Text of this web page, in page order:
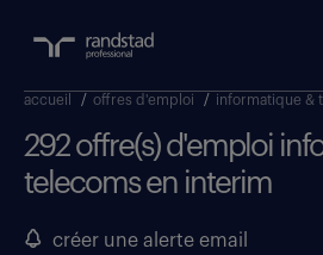
accueil / offres d'emploi / informatique &
292 offre(s) d'emploi
telecoms en interim
créer une alerte email